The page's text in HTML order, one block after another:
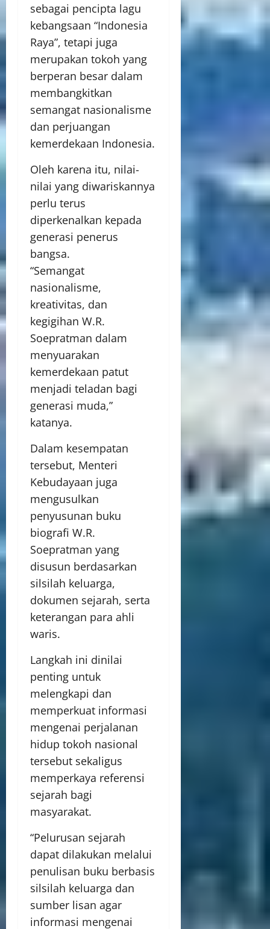
sebagai pencipta lagu
kebangsaan “Indonesia
Raya”, tetapi juga
merupakan tokoh yang
berperan besar dalam
membangkitkan
semangat nasionalisme
dan perjuangan
kemerdekaan Indonesia.
Oleh karena itu, nilai-
nilai yang diwariskannya
perlu terus
diperkenalkan kepada
generasi penerus
bangsa.
“Semangat
nasionalisme,
kreativitas, dan
kegigihan W.R.
Soepratman dalam
menyuarakan
kemerdekaan patut
menjadi teladan bagi
generasi muda,”
katanya.
Dalam kesempatan
tersebut, Menteri
Kebudayaan juga
mengusulkan
penyusunan buku
biografi W.R.
Soepratman yang
disusun berdasarkan
silsilah keluarga,
dokumen sejarah, serta
keterangan para ahli
waris.
Langkah ini dinilai
penting untuk
melengkapi dan
memperkuat informasi
mengenai perjalanan
hidup tokoh nasional
tersebut sekaligus
memperkaya referensi
sejarah bagi
masyarakat.
“Pelurusan sejarah
dapat dilakukan melalui
penulisan buku berbasis
silsilah keluarga dan
sumber lisan agar
informasi mengenai